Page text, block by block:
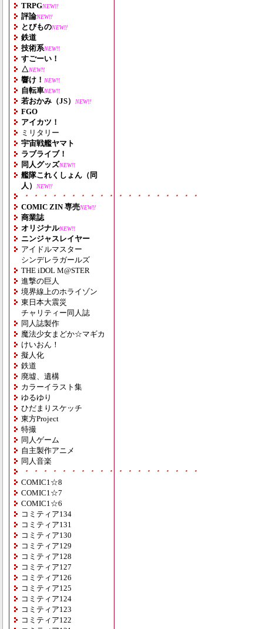
TRPGNEW!!
評論NEW!!
とびものNEW!!
鉄道
技術系NEW!!
すごーい！
△NEW!!
響け！ NEW!!
自転車NEW!!
若おかみ（JS） NEW!!
FGO
アイカツ！
ミリタリー
宇宙戦艦ヤマト
ラブライブ！
同人グッズNEW!!
艦隊これくしょん（同
人）
NEW!!
・・・・・・・・・・・・・・・・・・・
COMIC ZIN 専売NEW!!
商業誌
オリジナルNEW!!
ニンジャスレイヤー
アイドルマスター
シンデレラガールズ
THE iDOL M@STER
進撃の巨人
境界線上のホライゾン
東日本大震災
チャリティー同人誌
同人誌製作
魔法少女まどか☆マギカ
けいおん！
擬人化
鉄道
廃墟、遺構
カラーイラスト集
ゆるゆり
ひだまりスケッチ
東方Project
特撮
同人ゲーム
自主製作アニメ
同人音楽
・・・・・・・・・・・・・・・・・・・
COMIC1☆8
COMIC1☆7
COMIC1☆6
コミティア134
コミティア131
コミティア130
コミティア129
コミティア128
コミティア127
コミティア126
コミティア125
コミティア124
コミティア123
コミティア122